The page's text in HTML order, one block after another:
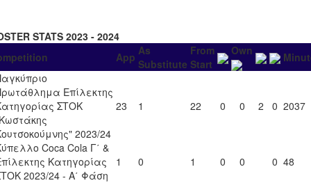
STATS 2023 - 2024
App As
Substitute
From
Start
Own
Επίλεκτης
ΣΤΟΚ
2023/24
23 1 22 0 0 2 0 2037
Coca Cola Γ΄ &
Κατηγορίας
2023/24 - Α΄ Φάση
1 0 1 0 0 0 48